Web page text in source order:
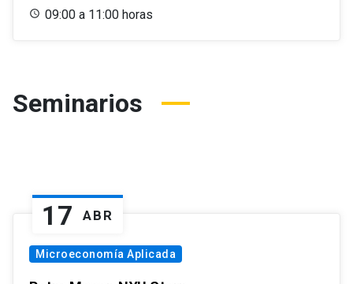
09:00 a 11:00 horas
Seminarios
17 ABR
Microeconomía Aplicada